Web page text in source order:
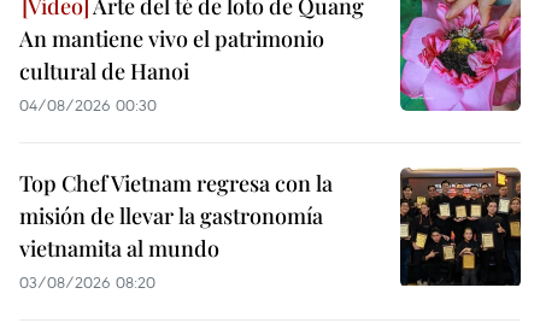
Arte del té de loto de Quang
An mantiene vivo el patrimonio
cultural de Hanoi
04/08/2026 00:30
Top Chef Vietnam regresa con la
misión de llevar la gastronomía
vietnamita al mundo
03/08/2026 08:20